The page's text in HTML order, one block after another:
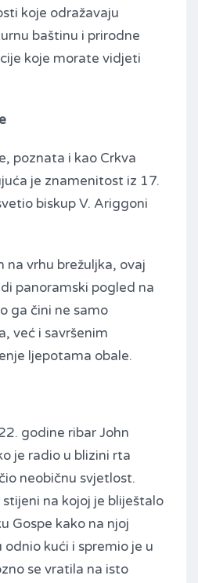
koje odražavaju
baštinu i prirodne
koje morate vidjeti
poznata i kao Crkva
je znamenitost iz 17.
biskup V. Ariggoni
na vrhu brežuljka, ovaj
panoramski pogled na
ga čini ne samo
već i savršenim
ljepotama obale.
godine ribar John
je radio u blizini rta
neobičnu svjetlost.
na kojoj je bliještalo
Gospe kako na njoj
odnio kući i spremio je u
se vratila na isto